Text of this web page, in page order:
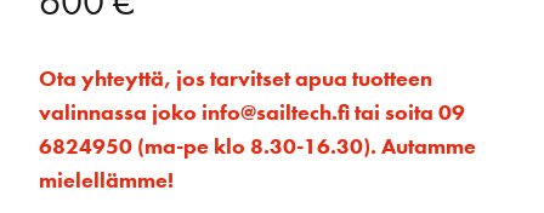
Ota yhteyttä, jos tarvitset apua tuotteen
valinnassa joko info@sailtech.fi tai soita 09
6824950 (ma-pe klo 8.30-16.30). Autamme
mielellämme!